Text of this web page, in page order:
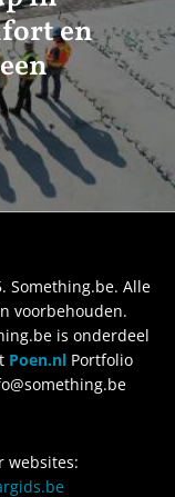
en
Something.be. Alle
voorbehouden.
is onderdeel
Poen.nlPortfolio
websites: